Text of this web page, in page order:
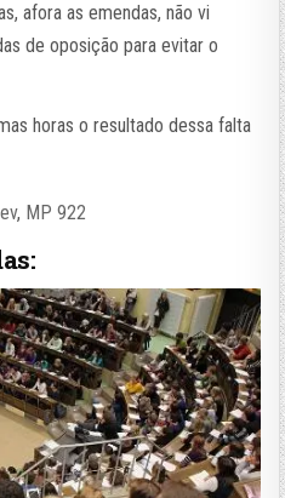
afora as emendas, não vi
de oposição para evitar o
horas o resultado dessa falta
, MP 922